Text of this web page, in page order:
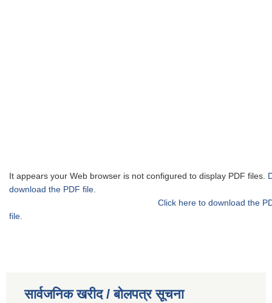
It appears your Web browser is not configured to display PDF files.
download the PDF file.
Click here to download the
file.
सार्वजनिक खरीद / बोलपत्र सूचना